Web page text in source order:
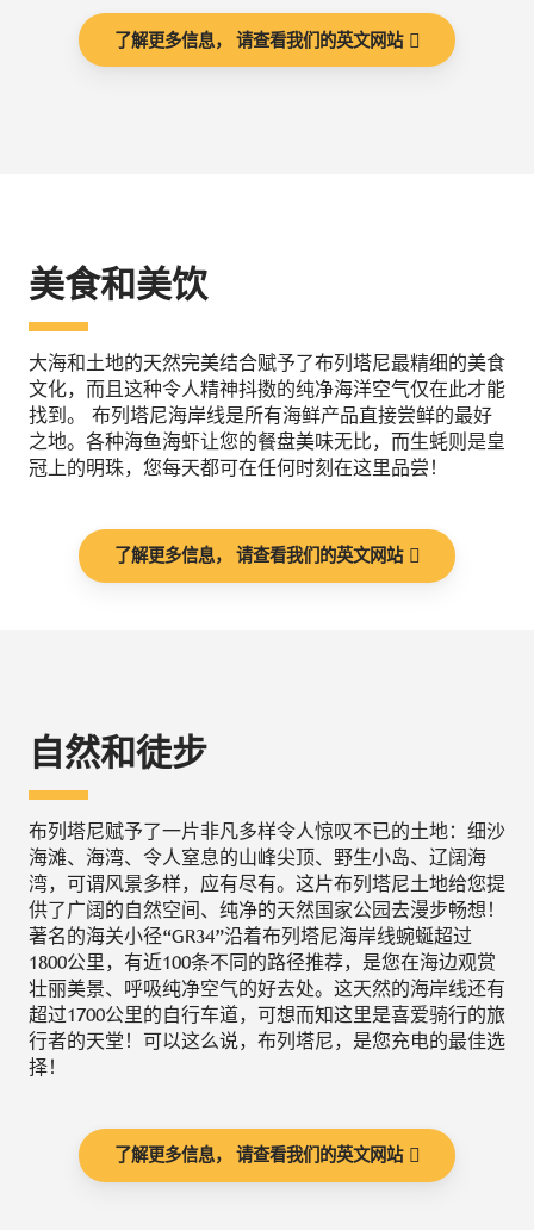
了解更多信息， 请查看我们的英文网站
美食和美饮
大海和土地的天然完美结合赋予了布列塔尼最精细的美食
文化，而且这种令人精神抖擞的纯净海洋空气仅在此才能
找到。 布列塔尼海岸线是所有海鲜产品直接尝鲜的最好
之地。各种海鱼海虾让您的餐盘美味无比，而生蚝则是皇
冠上的明珠，您每天都可在任何时刻在这里品尝！
了解更多信息， 请查看我们的英文网站
自然和徒步
布列塔尼赋予了一片非凡多样令人惊叹不已的土地：细沙
海滩、海湾、令人窒息的山峰尖顶、野生小岛、辽阔海
湾，可谓风景多样，应有尽有。这片布列塔尼土地给您提
供了广阔的自然空间、纯净的天然国家公园去漫步畅想！
著名的海关小径“GR34”沿着布列塔尼海岸线蜿蜒超过
1800公里，有近100条不同的路径推荐，是您在海边观赏
壮丽美景、呼吸纯净空气的好去处。这天然的海岸线还有
超过1700公里的自行车道，可想而知这里是喜爱骑行的旅
行者的天堂！可以这么说，布列塔尼，是您充电的最佳选
择！
了解更多信息， 请查看我们的英文网站